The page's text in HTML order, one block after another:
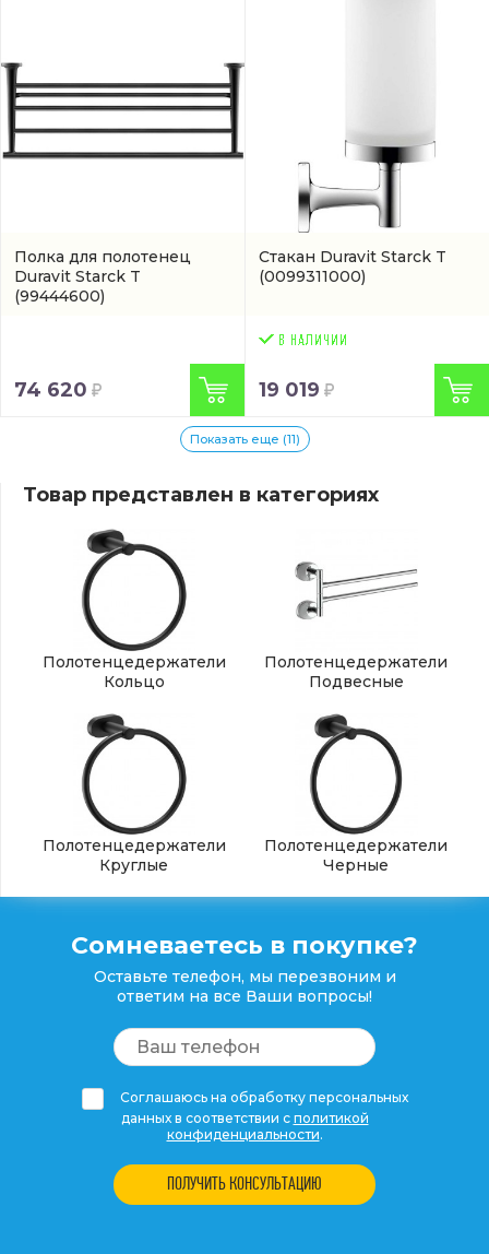
Полка для полотенец
Duravit Starck T
(99444600)
74 620
Стакан Duravit Starck T
(0099311000)
19 019
Показать еще (11)
Товар представлен в категориях
Полотенцедержатели
Кольцо
Полотенцедержатели
Подвесные
Полотенцедержатели
Круглые
Полотенцедержатели
Черные
Сомневаетесь в покупке?
Оставьте телефон, мы перезвоним и
ответим на все Ваши вопросы!
Соглашаюсь на обработку персональных
данных в соответствии с политикой
конфиденциальности.
ПОЛУЧИТЬ КОНСУЛЬТАЦИЮ